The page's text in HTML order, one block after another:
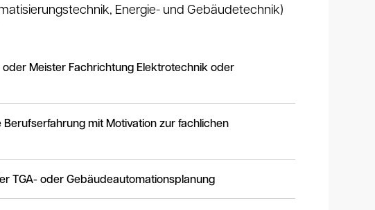
Energie- und Gebäudetechnik)
oder Meister Fachrichtung Elektrotechnik oder
mit Motivation zur fachlichen
TGA- oder Gebäudeautomationsplanung